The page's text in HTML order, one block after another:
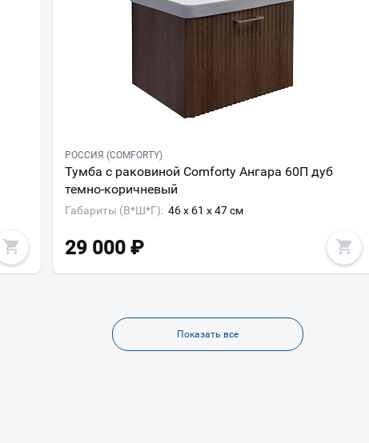
РОССИЯ (COMFORTY)
Тумба с раковиной Comforty Ангара 60П дуб
темно-коричневый
Габариты (В*Ш*Г): 46 x 61 x 47 см
29 000 ₽
Показать все